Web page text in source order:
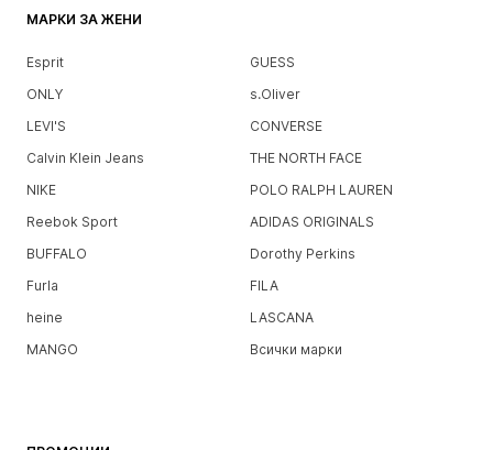
МАРКИ ЗА ЖЕНИ
Esprit
GUESS
ONLY
s.Oliver
LEVI'S
CONVERSE
Calvin Klein Jeans
THE NORTH FACE
NIKE
POLO RALPH LAUREN
Reebok Sport
ADIDAS ORIGINALS
BUFFALO
Dorothy Perkins
Furla
FILA
heine
LASCANA
MANGO
Всички марки